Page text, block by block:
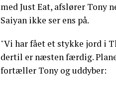
med Just Eat, afslører Tony
Saiyan ikke ser ens på.
"Vi har fået et stykke jord i
dertil er næsten færdig.
fortæller Tony og uddyber: